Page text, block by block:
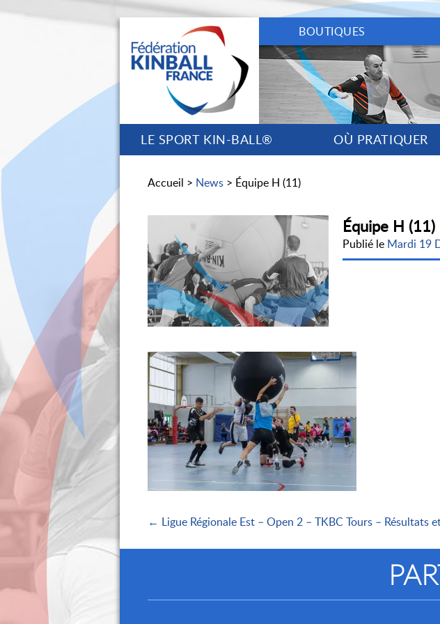
BOUTIQUES
LE SPORT KIN-BALL® OÙ PRATIQUER
Accueil > News > Équipe H (11)
Équipe H (11)
Publié le Mardi 19
← Ligue Régionale Est – Open 2 – TKBC Tours – Résultats